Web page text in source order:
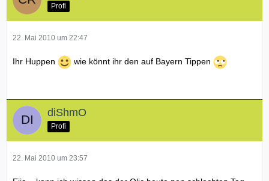
Profi
22. Mai 2010 um 22:47
Ihr Huppen wie könnt ihr den auf Bayern Tippen
diShmO
Profi
22. Mai 2010 um 23:57